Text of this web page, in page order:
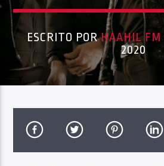
PROGRAMA ACTUAL
PASAPORTE MUNDIAL
9:00 AM 10:00 AM
ESCRITO PORHAAHIL FM
2020